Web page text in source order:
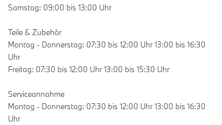
Samstag: 09:00 bis 13:00 Uhr
Teile & Zubehör
Montag - Donnerstag: 07:30 bis 12:00 Uhr 13:00 bis 16:30
Uhr
Freitag: 07:30 bis 12:00 Uhr 13:00 bis 15:30 Uhr
Serviceannahme
Montag - Donnerstag: 07:30 bis 12:00 Uhr 13:00 bis 16:30
Uhr